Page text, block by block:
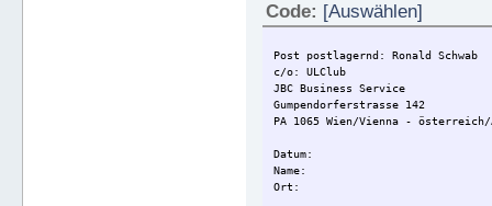
Code: [Auswählen]
Post postlagernd: Ronald Schwab
c/o: ULClub
JBC Business Service
Gumpendorferstrasse 142
PA 1065 Wien/Vienna -
Datum:
Name:
Ort: